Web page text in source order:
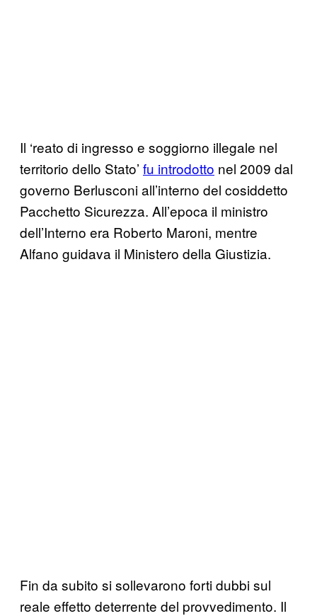
Il ‘reato di ingresso e soggiorno illegale nel
territorio dello Stato’ fu introdotto nel 2009 dal
governo Berlusconi all’interno del cosiddetto
Pacchetto Sicurezza. All’epoca il ministro
dell’Interno era Roberto Maroni, mentre
Alfano guidava il Ministero della Giustizia.
Fin da subito si sollevarono forti dubbi sul
reale effetto deterrente del provvedimento. Il